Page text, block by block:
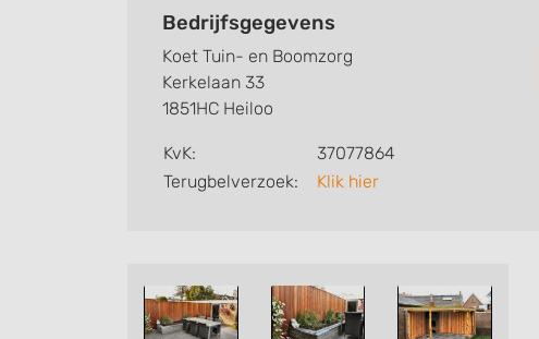
zijn in bezit van het certificaat European Tree
maken heeft met een professionele
een gerust hart inschakelen voor het planten,
boomadvies.
Bedrijfsgegevens
Koet Tuin- en Boomzorg
Kerkelaan 33
1851HC Heiloo
KvK:
37077864
Terugbelverzoek:
Klik hier